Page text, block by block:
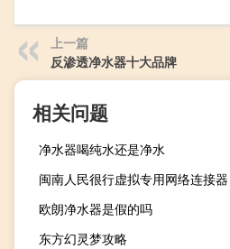
上一篇
反渗透净水器十大品牌
相关问题
净水器喝纯水还是净水
欧朗净水器是假的吗
东方幻灵梦攻略